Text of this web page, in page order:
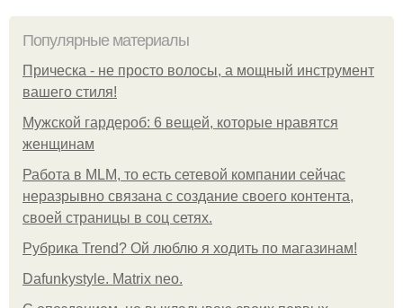
Популярные материалы
Прическа - не просто волосы, а мощный инструмент
вашего стиля!
Мужской гардероб: 6 вещей, которые нравятся
женщинам
Работа в MLM, то есть сетевой компании сейчас
неразрывно связана с создание своего контента,
своей страницы в соц сетях.
Рубрика Trend? Ой люблю я ходить по магазинам!
Dafunkystyle. Matrix neo.